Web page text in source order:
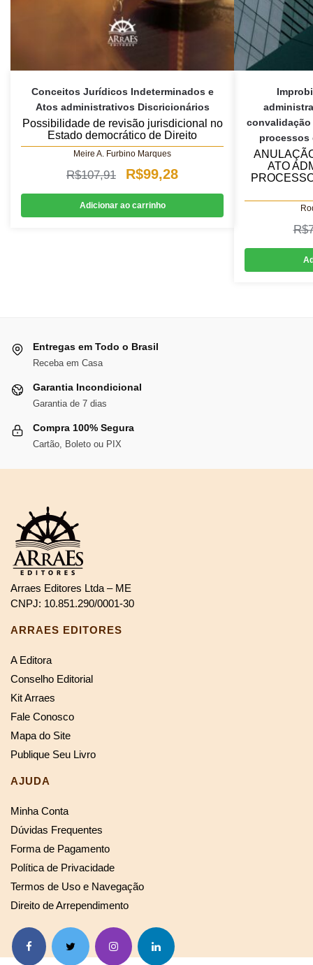
Conceitos Jurídicos Indeterminados e
Atos administrativos Discricionários
Possibilidade de revisão jurisdicional no
Estado democrático de Direito
Meire A. Furbino Marques
R$107,91
O
preço
original
R$99,28O
preço
atual
Adicionar ao carrinho
processos
ATO
R$
Entregas em Todo o Brasil
Receba em Casa
Garantia Incondicional
Garantia de 7 dias
Compra 100% Segura
Cartão, Boleto ou PIX
Arraes Editores Ltda – ME
CNPJ: 10.851.290/0001-30
ARRAES EDITORES
A Editora
Conselho Editorial
Kit Arraes
Fale Conosco
Mapa do Site
Publique Seu Livro
AJUDA
Minha Conta
Dúvidas Frequentes
Forma de Pagamento
Política de Privacidade
Termos de Uso e Navegação
Direito de Arrependimento